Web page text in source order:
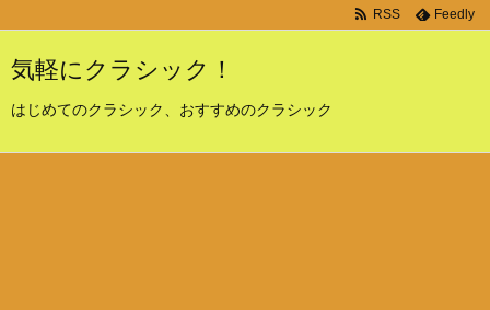
気軽にクラシック！
はじめてのクラシック、おすすめのクラシック
RSS Feedly